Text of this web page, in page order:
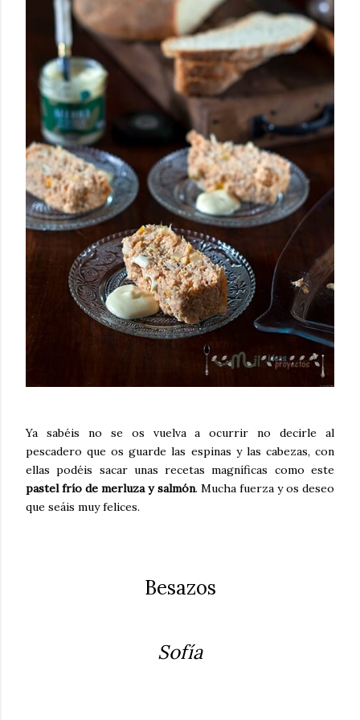
Ya sabéis no se os vuelva a ocurrir no decirle al
pescadero que os guarde las espinas y las cabezas, con
ellas podéis sacar unas recetas magníficas como este
pastel frío de merluza y salmón. Mucha fuerza y os deseo
que seáis muy felices.
Besazos
Sofía